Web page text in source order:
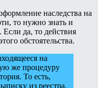
наследства на
то нужно знать и
да, то действия
обстоятельства.
на
же процедуру
То есть,
из реестра,